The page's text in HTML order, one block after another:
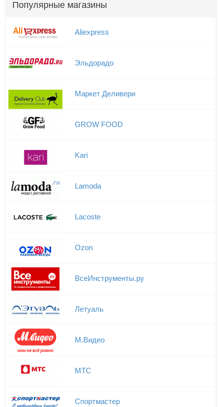
Популярные магазины
Aliexpress
Эльдорадо
Маркет Деливери
GROW FOOD
Kari
Lamoda
Lacoste
Ozon
ВсеИнструменты.ру
Летуаль
М.Видео
МТС
Спортмастер